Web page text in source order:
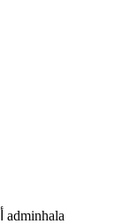
adminhala